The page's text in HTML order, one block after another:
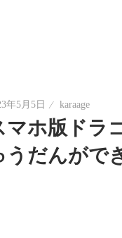
年5月5日 karaage
マホ版ドラ
うだんがで